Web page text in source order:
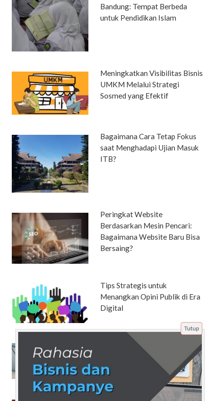
Bandung: Tempat Berbeda
untuk Pendidikan Islam
Meningkatkan Visibilitas Bisnis
UMKM Melalui Strategi
Sosmed yang Efektif
Bagaimana Cara Tetap Fokus
saat Menghadapi Ujian Masuk
ITB?
Peringkat Website
Berdasarkan Mesin Pencari:
Bagaimana Website Baru Bisa
Bersaing?
Tips Strategis untuk
Menangkan Opini Publik di Era
Digital
Perubahan Algoritma yang
Cepat: Tantangan dan Strategi
Digital Marketing
Tutup